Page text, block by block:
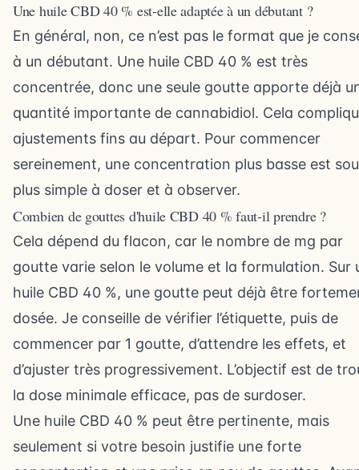
Une huile CBD 40 % est-elle adaptée à un débutant ?
En général, non, ce n’est pas le format que je
à un débutant. Une huile CBD 40 % est très
concentrée, donc une seule goutte apporte déjà
quantité importante de cannabidiol. Cela
ajustements fins au départ. Pour commencer
sereinement, une concentration plus basse est
plus simple à doser et à observer.
Combien de gouttes d'huile CBD 40 % faut-il prendre ?
Cela dépend du flacon, car le nombre de mg par
goutte varie selon le volume et la formulation. Sur
huile CBD 40 %, une goutte peut déjà être
dosée. Je conseille de vérifier l’étiquette, puis de
commencer par 1 goutte, d’attendre les effets, et
d’ajuster très progressivement. L’objectif est de
la dose minimale efficace, pas de surdoser.
Une huile CBD 40 % peut être pertinente, mais
seulement si votre besoin justifie une forte